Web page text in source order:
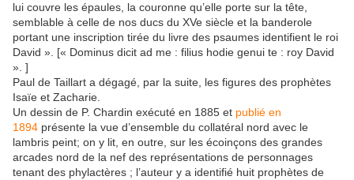
lui couvre les épaules, la couronne qu’elle porte sur la tête,
semblable à celle de nos ducs du XVe siècle et la banderole
portant une inscription tirée du livre des psaumes identifient le roi
David ». [« Dominus dicit ad me : filius hodie genui te : roy David
». ]
Paul de Taillart a dégagé, par la suite, les figures des prophètes
Isaïe et Zacharie.
Un dessin de P. Chardin exécuté en 1885 et publié en
1894 présente la vue d’ensemble du collatéral nord avec le
lambris peint; on y lit, en outre, sur les écoinçons des grandes
arcades nord de la nef des représentations de personnages
tenant des phylactères ; l’auteur y a identifié huit prophètes de